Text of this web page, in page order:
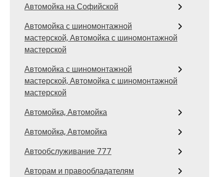
Автомойка на Софийской
Автомойка с шиномонтажной
мастерской, Автомойка с шиномонтажной
мастерской
Автомойка с шиномонтажной
мастерской, Автомойка с шиномонтажной
мастерской
Автомойка, Автомойка
Автомойка, Автомойка
Автообслуживание 777
Авторам и правообладателям